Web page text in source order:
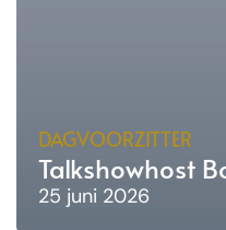
DAGVOORZITTER
Talkshowhost
25 juni 2026